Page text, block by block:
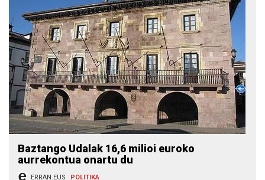
Baztango Udalak 16,6 milioi euroko
aurrekontua onartu du
ERRAN.EUS POLITIKA